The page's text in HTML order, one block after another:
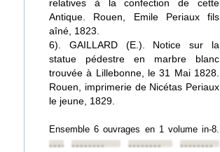
relatives à la confection de cette
Antique. Rouen, Emile Periaux fils
aîné, 1823.
6). GAILLARD (E.). Notice sur la
statue pédestre en marbre blanc
trouvée à Lillebonne, le 31 Mai 1828.
Rouen, imprimerie de Nicétas Periaux
le jeune, 1829.
Ensemble 6 ouvrages en 1 volume in-8.
•••••••••••••••• ••••••••
••••••••